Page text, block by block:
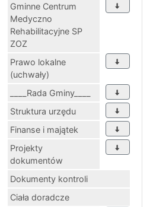
Gminne Centrum
Medyczno
Rehabilitacyjne SP
ZOZ
Prawo lokalne
(uchwały)
____Rada Gminy____
Struktura urzędu
Finanse i majątek
Projekty
dokumentów
Dokumenty kontroli
Ciała doradcze